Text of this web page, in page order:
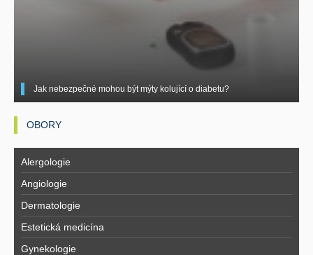
Jak nebezpečné mohou být mýty kolující o diabetu?
OBORY
Alergologie
Angiologie
Dermatologie
Estetická medicína
Gynekologie